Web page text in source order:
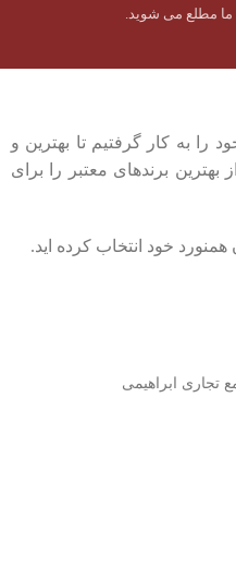
ما مطلع می شوید.
کالا تجربه ۱۰ ساله خود را به کار گرفتیم تا بهترین و
برندهای معتبر را برای
همنورد خود انتخاب کرده اید.